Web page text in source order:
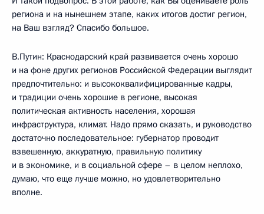
региона и на нынешнем этапе, каких итогов достиг регион,
на Ваш взгляд? Спасибо большое.
В.Путин: Краснодарский край развивается очень хорошо
и на фоне других регионов Российской Федерации выглядит
предпочтительно: и высококвалифицированные кадры,
и традиции очень хорошие в регионе, высокая
политическая активность населения, хорошая
инфраструктура, климат. Надо прямо сказать, и руководство
достаточно последовательное: губернатор проводит
взвешенную, аккуратную, правильную политику
и в экономике, и в социальной сфере – в целом неплохо,
думаю, что еще лучше можно, но удовлетворительно
вполне.